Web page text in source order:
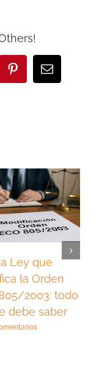
PinterestCorreo
Ley que
la Orden
2003: todo
debe saber